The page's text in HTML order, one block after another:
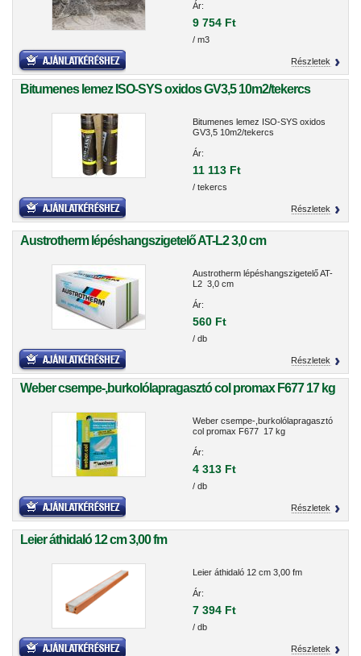
Ár:
9 754 Ft
/ m3
Részletek
Bitumenes lemez ISO-SYS oxidos GV3,5 10m2/tekercs
Bitumenes lemez ISO-SYS oxidos
GV3,5 10m2/tekercs
Ár:
11 113 Ft
/ tekercs
Részletek
Austrotherm lépéshangszigetelő AT-L2 3,0 cm
Austrotherm lépéshangszigetelő AT-
L2 3,0 cm
Ár:
560 Ft
/ db
Részletek
Weber csempe-,burkolólapragasztó col promax F677 17 kg
Weber csempe-,burkolólapragasztó
col promax F677 17 kg
Ár:
4 313 Ft
/ db
Részletek
Leier áthidaló 12 cm 3,00 fm
Leier áthidaló 12 cm 3,00 fm
Ár:
7 394 Ft
/ db
Részletek